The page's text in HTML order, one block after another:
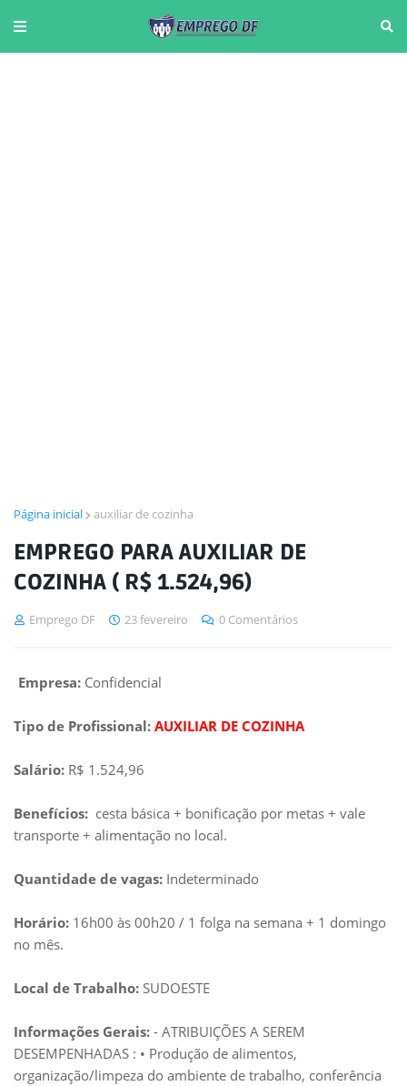
Página inicial auxiliar de cozinha
EMPREGO PARA AUXILIAR DE
COZINHA ( R$ 1.524,96)
Emprego DF 23 fevereiro 0 Comentários
Empresa: Confidencial
Tipo de Profissional: AUXILIAR DE COZINHA
Salário: R$ 1.524,96
Benefícios: cesta básica + bonificação por metas + vale
transporte + alimentação no local.
Quantidade de vagas: Indeterminado
Horário: 16h00 às 00h20 / 1 folga na semana + 1 domingo
no mês.
Local de Trabalho: SUDOESTE
Informações Gerais: - ATRIBUIÇÕES A SEREM
DESEMPENHADAS : • Produção de alimentos,
organização/limpeza do ambiente de trabalho, conferência